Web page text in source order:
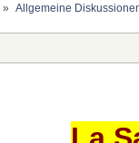
» Allgemeine